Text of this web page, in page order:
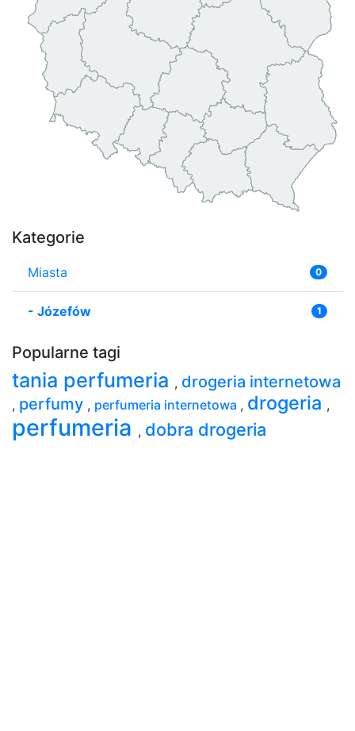
Kategorie
Miasta 0
- Józefów 1
Popularne tagi
tania perfumeria , drogeria internetowa
, perfumy , perfumeria internetowa , drogeria ,
perfumeria , dobra drogeria